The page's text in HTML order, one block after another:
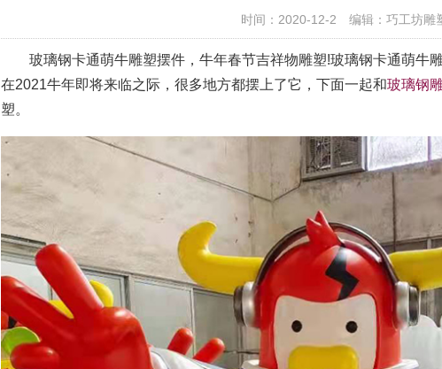
时间：2020-12-2 编辑：巧工坊雕
玻璃钢卡通萌牛雕塑摆件，牛年春节吉祥物雕塑!玻璃钢卡通萌牛雕
在2021牛年即将来临之际，很多地方都摆上了它，下面一起和玻璃钢
塑。